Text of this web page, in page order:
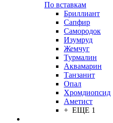
По вставкам
Бриллиант
Сапфир
Самородок
Изумруд
Жемчуг
Турмалин
Аквамарин
Танзанит
Опал
Хромдиопсид
Аметист
+ ЕЩЕ 1